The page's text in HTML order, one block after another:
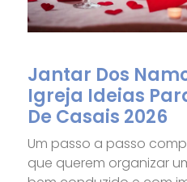
Jantar Dos
Igreja Ideias
De Casais 2026
Um passo a passo
que querem organizar